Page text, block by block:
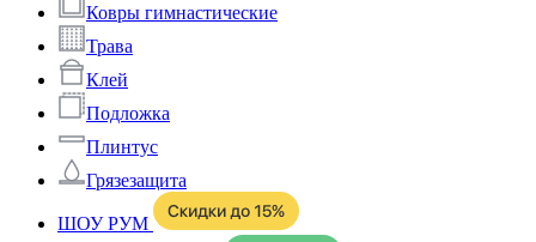
Ковры гимнастические
Трава
Клей
Подложка
Плинтус
Грязезащита
ШОУ РУМ